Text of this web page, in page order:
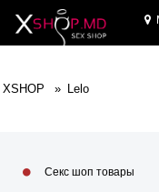
XSHOP Lelo
Секс шоп товары